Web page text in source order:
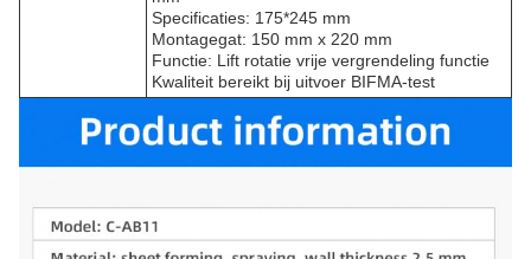
Specificaties: 175*245 mm
Montagegat: 150 mm x 220 mm
Functie: Lift rotatie vrije vergrendeling functie
Kwaliteit bereikt bij uitvoer BIFMA-test